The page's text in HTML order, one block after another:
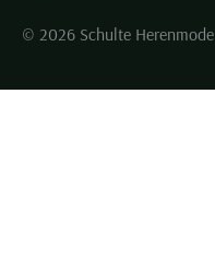
© 2026 Schulte Herenmode